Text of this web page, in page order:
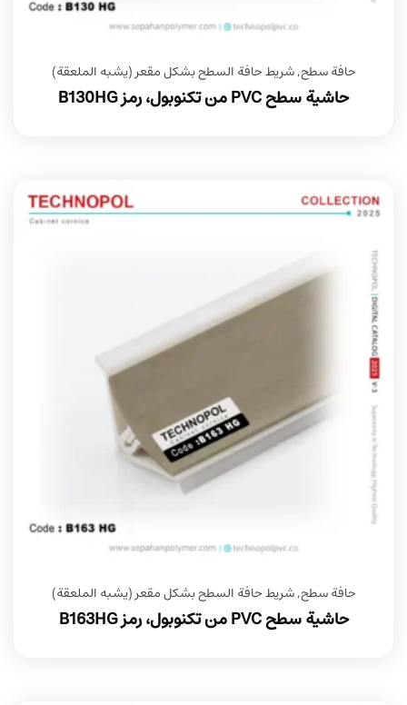
حافة سطح,شريط حافة السطح بشكل مقعر (يشبه الملعقة)
حاشية سطح PVC من تكنوبول، رمز B130HG
حافة سطح,شريط حافة السطح بشكل مقعر (يشبه الملعقة)
حاشية سطح PVC من تكنوبول، رمز B163HG